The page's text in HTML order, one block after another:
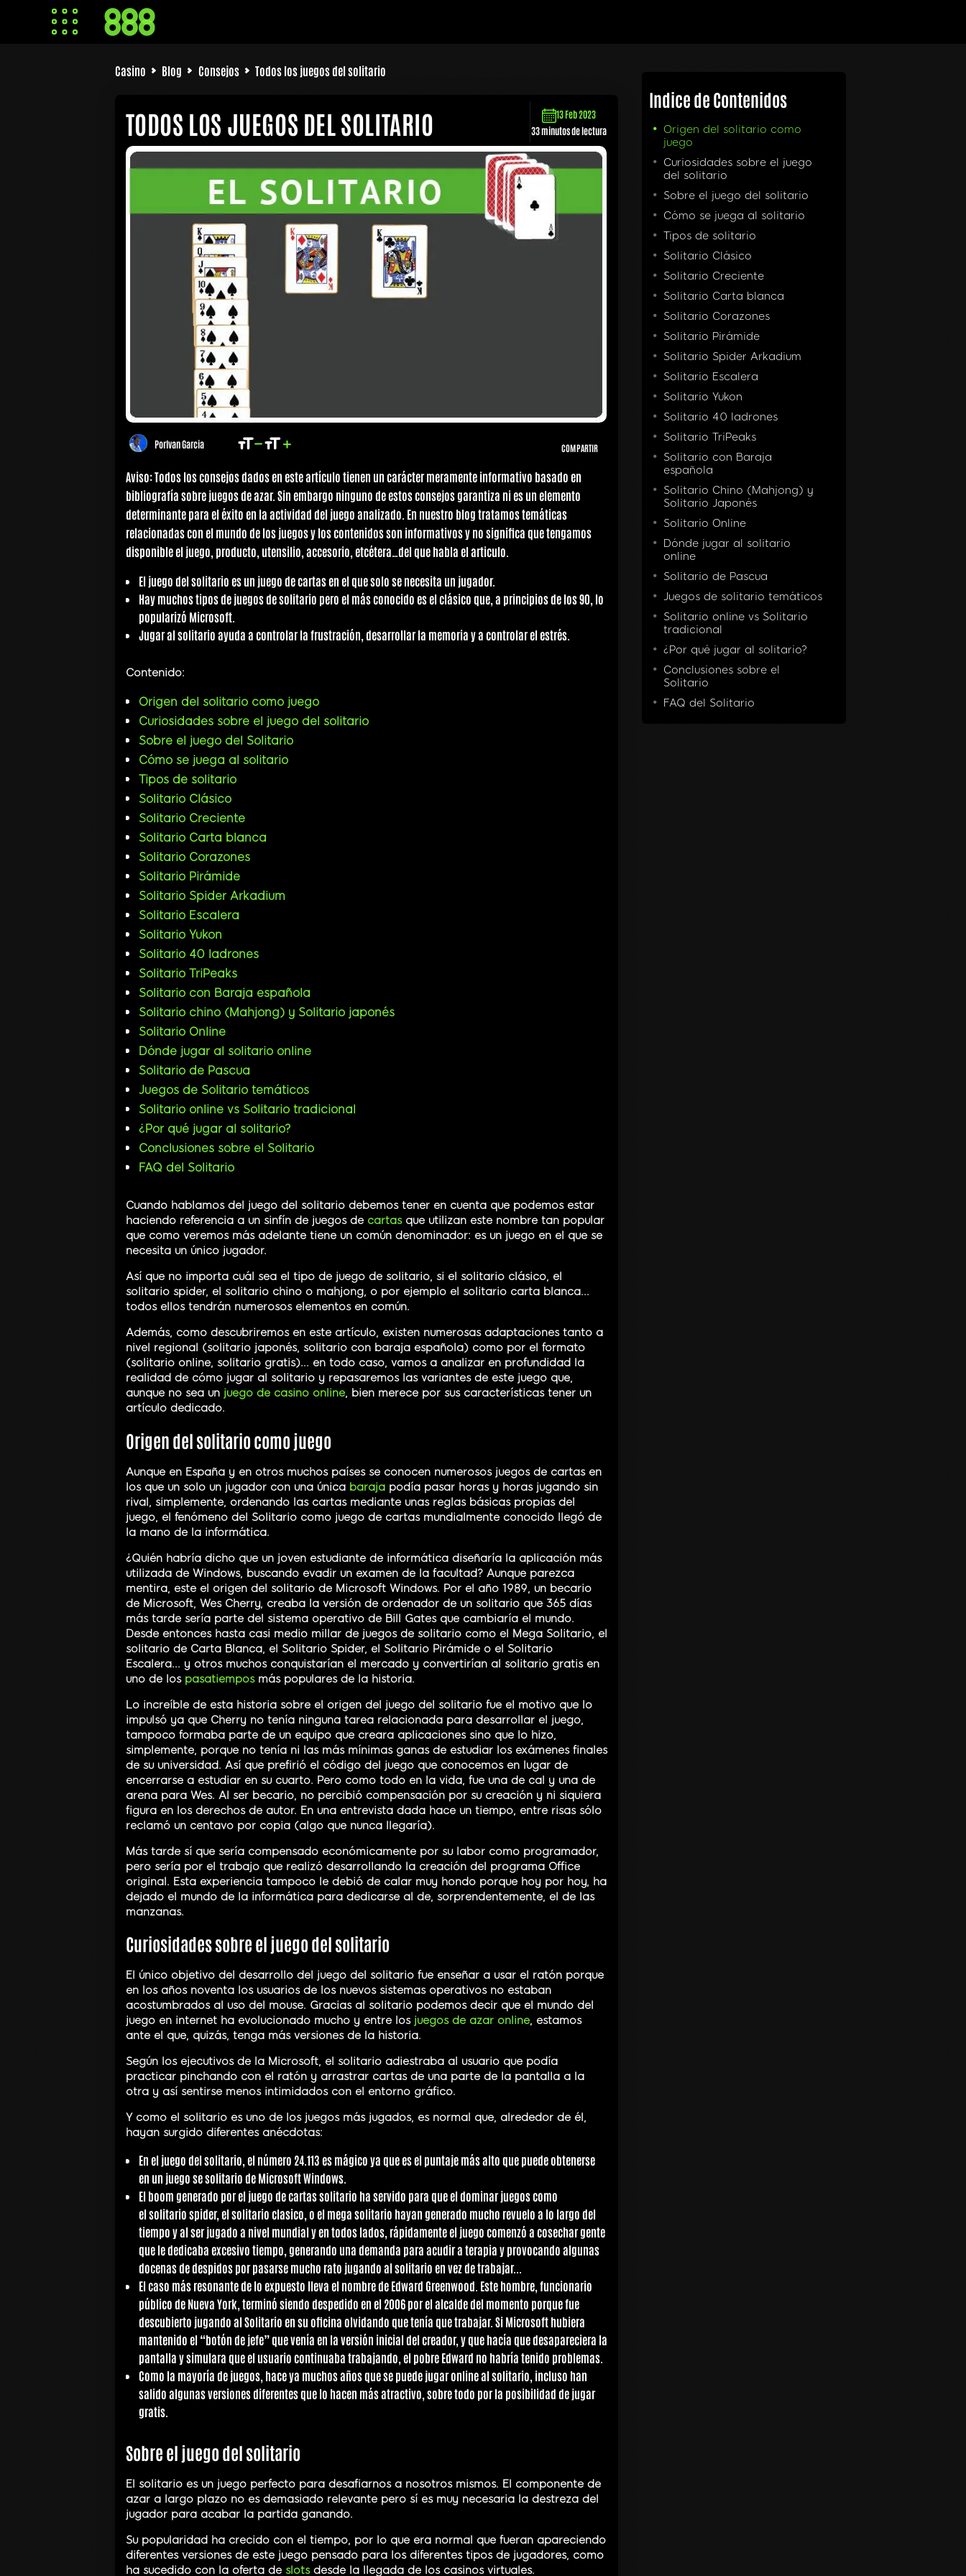
Casino Blog Consejos Todos los juegos del solitario
TODOS LOS JUEGOS DEL SOLITARIO
13 Feb 2023
33 minutos de lectura
PorIvan Garcia COMPARTIR
Aviso: Todos los consejos dados en este artículo tienen un carácter meramente informativo basado en
bibliografía sobre juegos de azar. Sin embargo ninguno de estos consejos garantiza ni es un elemento
determinante para el éxito en la actividad del juego analizado. En nuestro blog tratamos temáticas
relacionadas con el mundo de los juegos y los contenidos son informativos y no significa que tengamos
disponible el juego, producto, utensilio, accesorio, etcétera…del que habla el articulo.
El juego del solitario es un juego de cartas en el que solo se necesita un jugador.
Hay muchos tipos de juegos de solitario pero el más conocido es el clásico que, a principios de los 90, lo
popularizó Microsoft.
Jugar al solitario ayuda a controlar la frustración, desarrollar la memoria y a controlar el estrés.
Contenido:
Origen del solitario como juego
Curiosidades sobre el juego del solitario
Sobre el juego del Solitario
Cómo se juega al solitario
Tipos de solitario
Solitario Clásico
Solitario Creciente
Solitario Carta blanca
Solitario Corazones
Solitario Pirámide
Solitario Spider Arkadium
Solitario Escalera
Solitario Yukon
Solitario 40 ladrones
Solitario TriPeaks
Solitario con Baraja española
Solitario chino (Mahjong) y Solitario japonés
Solitario Online
Dónde jugar al solitario online
Solitario de Pascua
Juegos de Solitario temáticos
Solitario online vs Solitario tradicional
¿Por qué jugar al solitario?
Conclusiones sobre el Solitario
FAQ del Solitario
Cuando hablamos del juego del solitario debemos tener en cuenta que podemos estar
haciendo referencia a un sinfín de juegos de cartasque utilizan este nombre tan popular
que como veremos más adelante tiene un común denominador: es un juego en el que se
necesita un único jugador.
Así que no importa cuál sea el tipo de juego de solitario, si el solitario clásico, el
solitario spider, el solitario chino o mahjong, o por ejemplo el solitario carta blanca...
todos ellos tendrán numerosos elementos en común.
Además, como descubriremos en este artículo, existen numerosas adaptaciones tanto a
nivel regional (solitario japonés, solitario con baraja española) como por el formato
(solitario online, solitario gratis)... en todo caso, vamos a analizar en profundidad la
realidad de cómo jugar al solitario y repasaremos las variantes de este juego que,
aunque no sea un juego de casino online, bien merece por sus características tener un
artículo dedicado.
Origen del solitario como juego
Aunque en España y en otros muchos países se conocen numerosos juegos de cartas en
los que un solo un jugador con una única barajapodía pasar horas y horas jugando sin
rival, simplemente, ordenando las cartas mediante unas reglas básicas propias del
juego, el fenómeno del Solitario como juego de cartas mundialmente conocido llegó de
la mano de la informática.
¿Quién habría dicho que un joven estudiante de informática diseñaría la aplicación más
utilizada de Windows, buscando evadir un examen de la facultad? Aunque parezca
mentira, este el origen del solitario de Microsoft Windows. Por el año 1989, un becario
de Microsoft, Wes Cherry, creaba la versión de ordenador de un solitario que 365 días
más tarde sería parte del sistema operativo de Bill Gates que cambiaría el mundo.
Desde entonces hasta casi medio millar de juegos de solitario como el Mega Solitario, el
solitario de Carta Blanca, el Solitario Spider, el Solitario Pirámide o el Solitario
Escalera... y otros muchos conquistarían el mercado y convertirían al solitario gratis en
uno de los pasatiemposmás populares de la historia.
Lo increíble de esta historia sobre el origen del juego del solitario fue el motivo que lo
impulsó ya que Cherry no tenía ninguna tarea relacionada para desarrollar el juego,
tampoco formaba parte de un equipo que creara aplicaciones sino que lo hizo,
simplemente, porque no tenía ni las más mínimas ganas de estudiar los exámenes finales
de su universidad. Así que prefirió el código del juego que conocemos en lugar de
encerrarse a estudiar en su cuarto. Pero como todo en la vida, fue una de cal y una de
arena para Wes. Al ser becario, no percibió compensación por su creación y ni siquiera
figura en los derechos de autor. En una entrevista dada hace un tiempo, entre risas sólo
reclamó un centavo por copia (algo que nunca llegaría).
Más tarde sí que sería compensado económicamente por su labor como programador,
pero sería por el trabajo que realizó desarrollando la creación del programa Office
original. Esta experiencia tampoco le debió de calar muy hondo porque hoy por hoy, ha
dejado el mundo de la informática para dedicarse al de, sorprendentemente, el de las
manzanas.
Curiosidades sobre el juego del solitario
El único objetivo del desarrollo del juego del solitario fue enseñar a usar el ratón porque
en los años noventa los usuarios de los nuevos sistemas operativos no estaban
acostumbrados al uso del mouse. Gracias al solitario podemos decir que el mundo del
juego en internet ha evolucionado mucho y entre los juegos de azar online, estamos
ante el que, quizás, tenga más versiones de la historia.
Según los ejecutivos de la Microsoft, el solitario adiestraba al usuario que podía
practicar pinchando con el ratón y arrastrar cartas de una parte de la pantalla a la
otra y así sentirse menos intimidados con el entorno gráfico.
Y como el solitario es uno de los juegos más jugados, es normal que, alrededor de él,
hayan surgido diferentes anécdotas:
En el juego del solitario, el número 24.113 es mágico ya que es el puntaje más alto que puede obtenerse
en un juego se solitario de Microsoft Windows.
El boom generado por el juego de cartas solitario ha servido para que el dominar juegos como
el solitario spider, el solitario clasico, o el mega solitario hayan generado mucho revuelo a lo largo del
tiempo y al ser jugado a nivel mundial y en todos lados, rápidamente el juego comenzó a cosechar gente
que le dedicaba excesivo tiempo, generando una demanda para acudir a terapia y provocando algunas
docenas de despidos por pasarse mucho rato jugando al solitario en vez de trabajar...
El caso más resonante de lo expuesto lleva el nombre de Edward Greenwood. Este hombre, funcionario
público de Nueva York, terminó siendo despedido en el 2006 por el alcalde del momento porque fue
descubierto jugando al Solitario en su oficina olvidando que tenía que trabajar. Si Microsoft hubiera
mantenido el “botón de jefe” que venía en la versión inicial del creador, y que hacía que desapareciera la
pantalla y simulara que el usuario continuaba trabajando, el pobre Edward no habría tenido problemas.
Como la mayoría de juegos, hace ya muchos años que se puede jugar online al solitario, incluso han
salido algunas versiones diferentes que lo hacen más atractivo, sobre todo por la posibilidad de jugar
gratis.
Sobre el juego del solitario
El solitario es un juego perfecto para desafiarnos a nosotros mismos. El componente de
azar a largo plazo no es demasiado relevante pero sí es muy necesaria la destreza del
jugador para acabar la partida ganando.
Su popularidad ha crecido con el tiempo, por lo que era normal que fueran apareciendo
diferentes versiones de este juego pensado para los diferentes tipos de jugadores, como
ha sucedido con la oferta de slotsdesde la llegada de los casinos virtuales.
Indice de Contenidos
Origen del solitario como
juego
Curiosidades sobre el juego
del solitario
Sobre el juego del solitario
Cómo se juega al solitario
Tipos de solitario
Solitario Clásico
Solitario Creciente
Solitario Carta blanca
Solitario Corazones
Solitario Pirámide
Solitario Spider Arkadium
Solitario Escalera
Solitario Yukon
Solitario 40 ladrones
Solitario TriPeaks
Solitario con Baraja
española
Solitario Chino (Mahjong) y
Solitario Japonés
Solitario Online
Dónde jugar al solitario
online
Solitario de Pascua
Juegos de solitario temáticos
Solitario online vs Solitario
tradicional
¿Por qué jugar al solitario?
Conclusiones sobre el
Solitario
FAQ del Solitario